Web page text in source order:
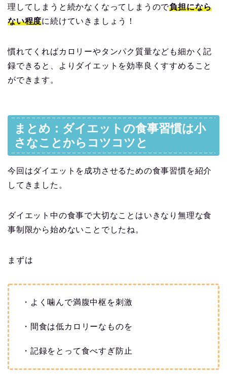
理してしまうと続かなくなってしまうので負担になら
ない程度に続けていきましょう！
慣れてくればカロリーやタンパク質量なども細かく記
録できると、よりダイエットを効率良くすすめること
ができます。
まとめ：ダイエットの食事習慣は小
さなことからコツコツと
今回はダイエットを成功させるための食事習慣を紹介
してきました。
ダイエット中の食事で大切なことはいきなり無理な食
事制限から始めないことでしたね。
まずは
・よく噛んで満腹中枢を刺激
・間食は低カロリーなものを
・記録をとって食べすぎ防止